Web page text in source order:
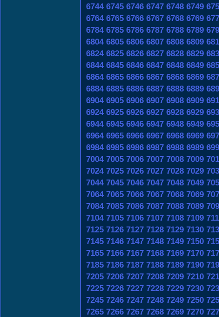
6744 6745 6746 6747 6748 6749
6764 6765 6766 6767 6768 6769
6784 6785 6786 6787 6788 6789
6804 6805 6806 6807 6808 6809
6824 6825 6826 6827 6828 6829
6844 6845 6846 6847 6848 6849
6864 6865 6866 6867 6868 6869
6884 6885 6886 6887 6888 6889
6904 6905 6906 6907 6908 6909
6924 6925 6926 6927 6928 6929
6944 6945 6946 6947 6948 6949
6964 6965 6966 6967 6968 6969
6984 6985 6986 6987 6988 6989
7004 7005 7006 7007 7008 7009
7024 7025 7026 7027 7028 7029
7044 7045 7046 7047 7048 7049
7064 7065 7066 7067 7068 7069
7084 7085 7086 7087 7088 7089
7104 7105 7106 7107 7108 7109
7125 7126 7127 7128 7129 7130
7145 7146 7147 7148 7149 7150
7165 7166 7167 7168 7169 7170
7185 7186 7187 7188 7189 7190
7205 7206 7207 7208 7209 7210
7225 7226 7227 7228 7229 7230
7245 7246 7247 7248 7249 7250
7265 7266 7267 7268 7269 7270